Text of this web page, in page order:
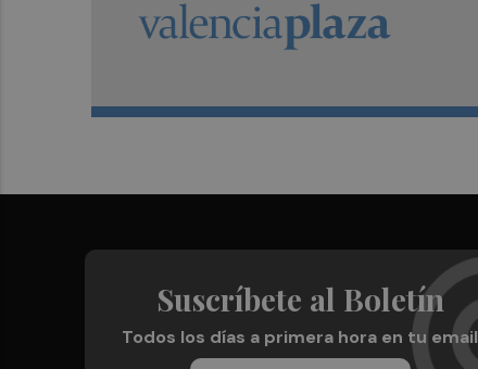
Suscríbete al Boletín
Todos los días a primera hora en tu email